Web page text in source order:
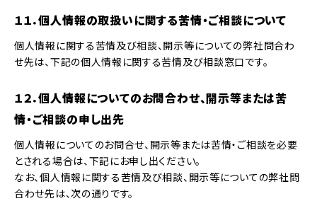
１１．個人情報の取扱いに関する苦情・ご相談について
個人情報に関する苦情及び相談、開示等についての弊社問合わ
せ先は、下記の個人情報に関する苦情及び相談窓口です。
１２．個人情報についてのお問合わせ、開示等または苦
情・ご相談の申し出先
個人情報についてのお問合せ、開示等または苦情・ご相談を必要
とされる場合は、下記にお申し出ください。
なお、個人情報に関する苦情及び相談、開示等についての弊社問
合わせ先は、次の通りです。